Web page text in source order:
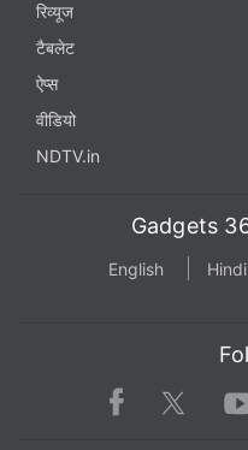
रिव्यूज
टैबलेट
ऐप्स
वीडियो
NDTV.in
Gadgets
English Hindi
Facebook Twitter